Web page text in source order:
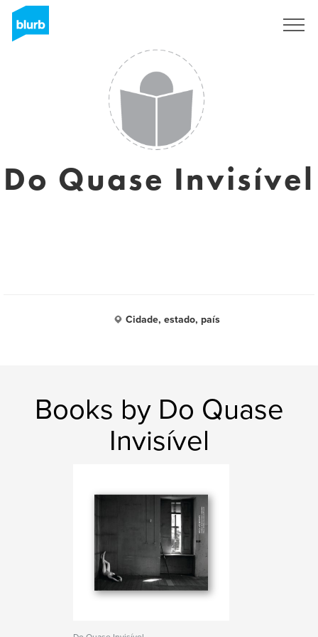
Do Quase Invisível
Cidade, estado, país
Books by Do Quase
Invisível